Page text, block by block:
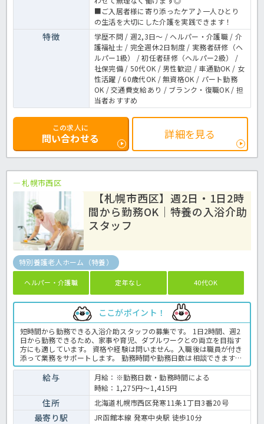
■ご入居者様に寄り添ったケア♪一人ひとり
の生活を大切にした介護を実践できます！
特徴
学歴不問 / 週2,3日～ / ヘルパー・介護職 / 介
護福祉士 / 完全週休2日制度 / 実務者研修（ヘ
ルパー1級） / 初任者研修（ヘルパー2級） /
社保完備 / 50代OK / 男性歓迎 / 車通勤OK / 女
性活躍 / 60歳代OK / 無資格OK / パート勤務
OK / 交通費支給あり / ブランク・復職OK / 担
当者おすすめ
この求人に
問い合わせる 詳細を見る
札幌市西区
【札幌市西区】週2日・1日2時
間から勤務OK｜特養の入浴介助
スタッフ
特別養護老人ホーム（特養）
ヘルパー・介護職 定年なし 40代OK
ここがポイント！
短時間から勤務できる入浴介助スタッフの募集です。 1日2時間、週2
日から勤務できるため、家事や育児、ダブルワークとの両立を目指す
方にも適しています。 資格や経験は問いません。入職後は職員が付き
添って業務をサポートします。 勤務時間や勤務日数は相談できますの
で、ご自身の働き方に合わせてご応募をご検討ください。 ＜介護職
パート 特養の求人＞
給与
月給：※勤務日数・勤務時間による
時給：1,275円～1,415円
住所 北海道札幌市西区発寒11条1丁目3番20号
最寄り駅 JR函館本線 発寒中央駅 徒歩10分